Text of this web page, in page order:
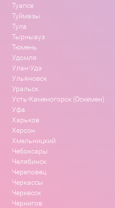
Туапсе
Туймазы
Тула
Тырныауз
Тюмень
Удомля
Улан-Удэ
Ульяновск
Уральск
Усть-Каменогорск (Оскемен)
Уфа
Харьков
Херсон
Хмельницкий
Чебоксары
Челябинск
Череповец
Черкассы
Черкесск
Чернигов